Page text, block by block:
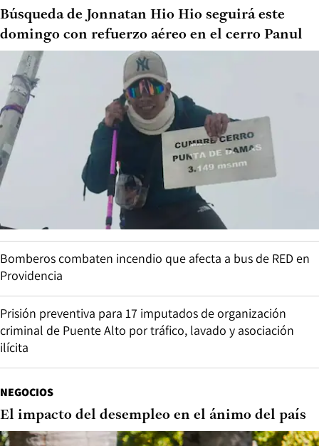
Búsqueda de Jonnatan Hio Hio seguirá este
domingo con refuerzo aéreo en el cerro Panul
Bomberos combaten incendio que afecta a bus de RED en
Providencia
Prisión preventiva para 17 imputados de organización
criminal de Puente Alto por tráfico, lavado y asociación
ilícita
NEGOCIOS
El impacto del desempleo en el ánimo del país